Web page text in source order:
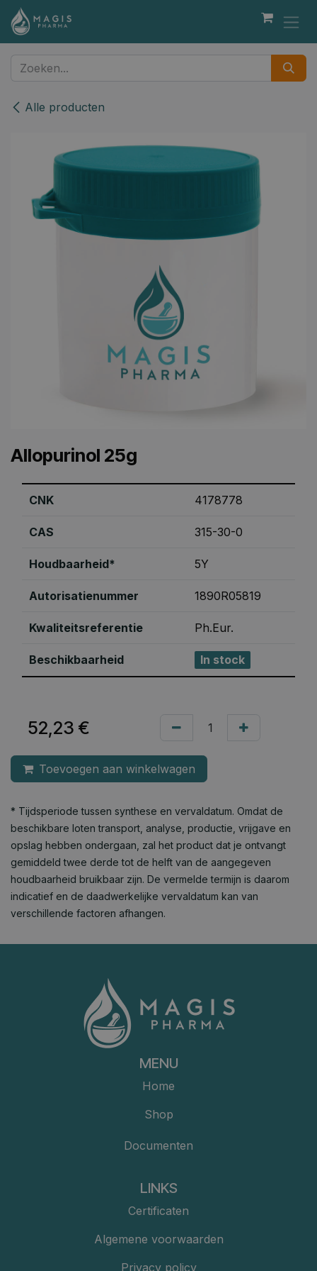
Overslaan naar inhoud
Alle producten
Allopurinol 25g
CNK 4178778
CAS 315-30-0
Houdbaarheid* 5Y
Autorisatienummer 1890R05819
Kwaliteitsreferentie Ph.Eur.
Beschikbaarheid In stock
52,23 €
Toevoegen aan winkelwagen
* Tijdsperiode tussen synthese en vervaldatum. Omdat de
beschikbare loten transport, analyse, productie, vrijgave en
opslag hebben ondergaan, zal het product dat je ontvangt
gemiddeld twee derde tot de helft van de aangegeven
houdbaarheid bruikbaar zijn. De vermelde termijn is daarom
indicatief en de daadwerkelijke vervaldatum kan van
verschillende factoren afhangen.
MENU
Home
Shop
Documenten
LINKS
Certificaten
Algemene voorwaarden
Privacy policy